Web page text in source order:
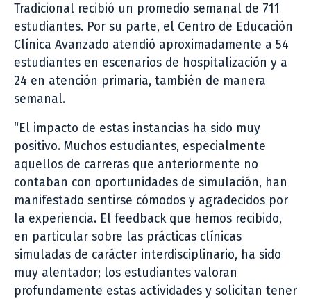
Tradicional recibió un promedio semanal de 711
estudiantes. Por su parte, el Centro de Educación
Clínica Avanzado atendió aproximadamente a 54
estudiantes en escenarios de hospitalización y a
24 en atención primaria, también de manera
semanal.
“El impacto de estas instancias ha sido muy
positivo. Muchos estudiantes, especialmente
aquellos de carreras que anteriormente no
contaban con oportunidades de simulación, han
manifestado sentirse cómodos y agradecidos por
la experiencia. El feedback que hemos recibido,
en particular sobre las prácticas clínicas
simuladas de carácter interdisciplinario, ha sido
muy alentador; los estudiantes valoran
profundamente estas actividades y solicitan tener